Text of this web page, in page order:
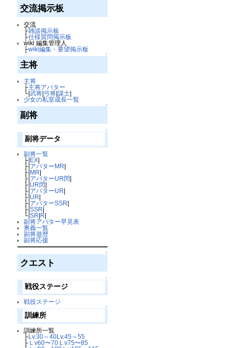
交流掲示板
交流
├雑談掲示板
├仕様質問掲示板
wiki 編集管理人
├wiki編集・要望掲示板
↑
主将
主将
├主将アバター
└|武将|弓将|謀士|
少女の私室成長一覧
↑
副将
↑
副将データ
副将一覧
├| EX|
├| アバターMR
├| MR
├| アバターUR閃
├| UR閃
├| アバターUR
├| UR
├| アバターSSR
├| SSR
└| SR R
副将アバター早見表
奥義一覧
副将遊歴
副将応援
↑
クエスト
↑
戦役ステージ
戦役ステージ
↑
訓練所
訓練所一覧
├Lv.30～40Lv.45～55
├Ｌv60〜70Ｌv75〜85